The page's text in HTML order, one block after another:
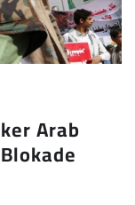
Arab